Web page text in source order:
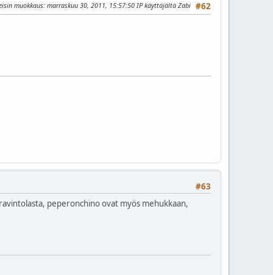
#62
muokkaus: marraskuu 30, 2011, 15:57:50 IP käyttäjältä Zabi
#63
peperonchino ovat myös mehukkaan,